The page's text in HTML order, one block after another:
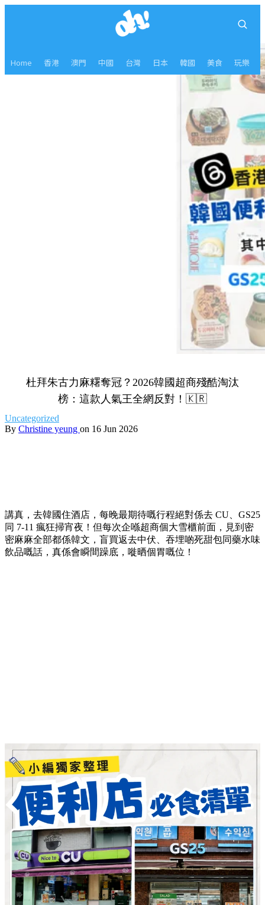
Home 香港 澳門 中國 台灣 日本 韓國 美食 玩樂
杜拜朱古力麻糬奪冠？2026韓國超商殘酷淘汰
榜：這款人氣王全網反對！🇰🇷
Uncategorized
By Christine yeung on 16 Jun 2026
講真，去韓國住酒店，每晚最期待嘅行程絕對係去 CU、GS25
同 7-11 瘋狂掃宵夜！但每次企喺超商個大雪櫃前面，見到密
密麻麻全部都係韓文，盲買返去中伏、吞埋啲死甜包同藥水味
飲品嘅話，真係會瞬間躁底，嘥晒個胃嘅位！